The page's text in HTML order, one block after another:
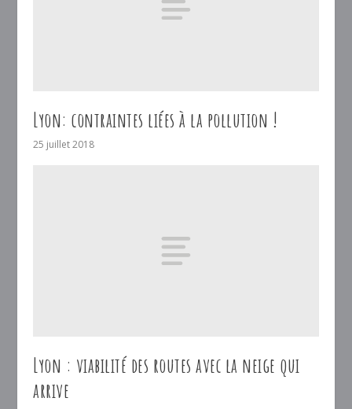
Lyon: contraintes liées à la pollution !
25 juillet 2018
Lyon : viabilité des routes avec la neige qui
arrive